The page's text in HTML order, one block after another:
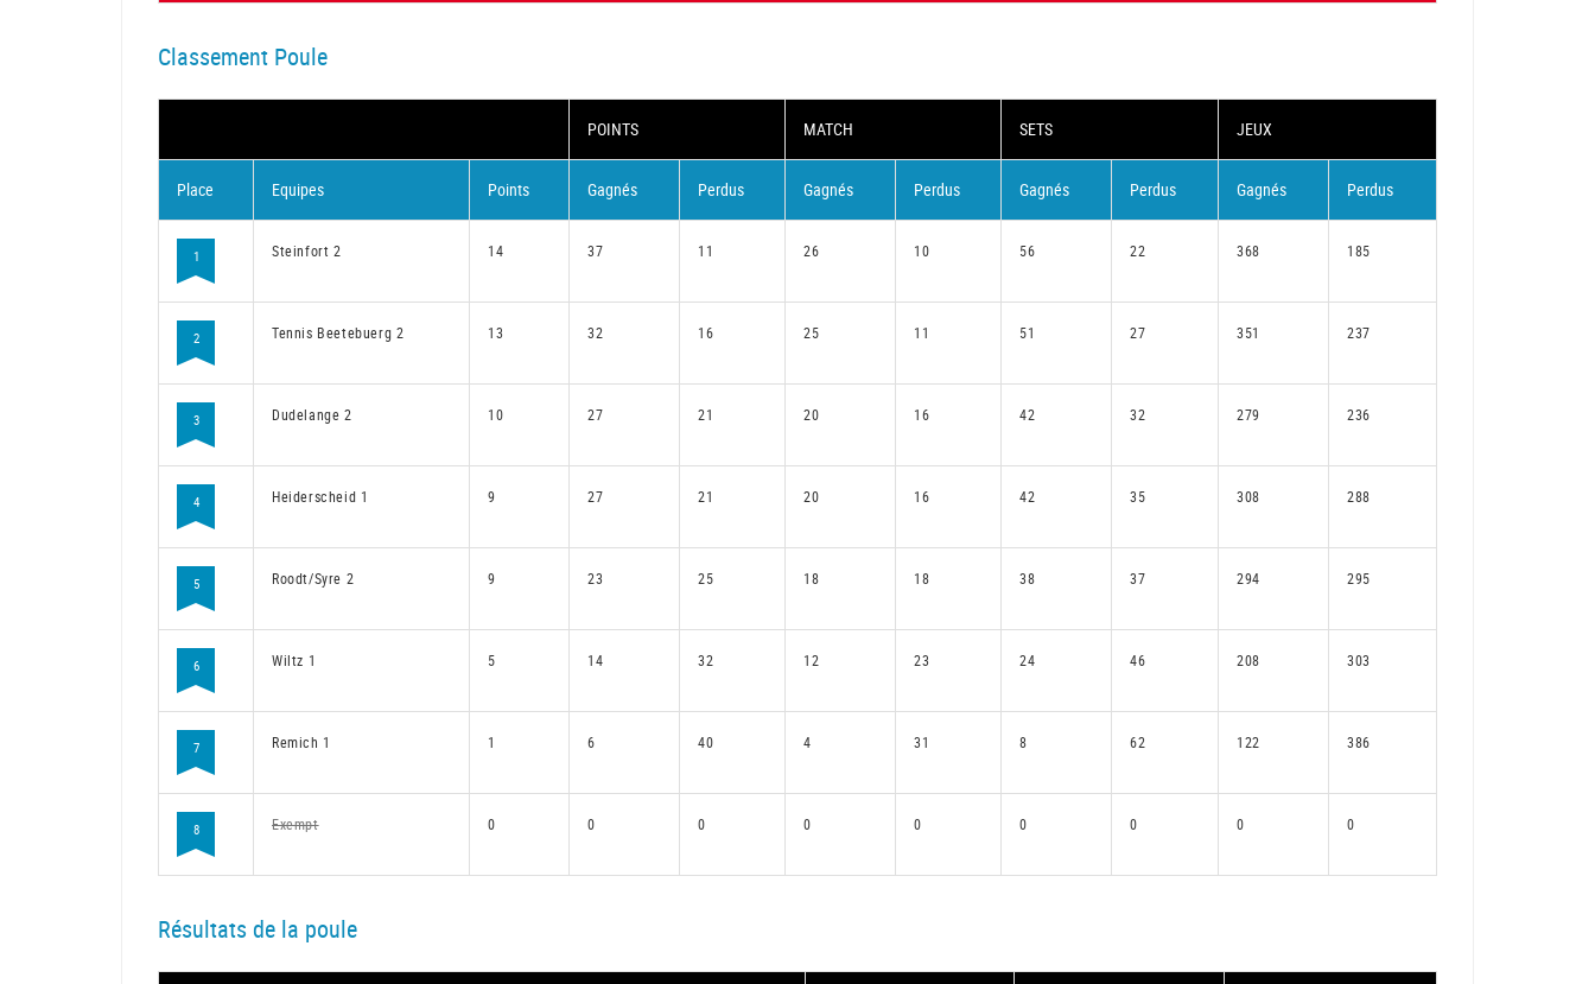
Classement Poule
POINTS MATCH SETS JEUX
Place Equipes Points Gagnés Perdus Gagnés Perdus Gagnés Perdus Gagnés Perdus
1 Steinfort 2 14 37 11 26 10 56 22 368 185
2 Tennis Beetebuerg 2 13 32 16 25 11 51 27 351 237
3 Dudelange 2 10 27 21 20 16 42 32 279 236
4 Heiderscheid 1 9 27 21 20 16 42 35 308 288
5 Roodt/Syre 2 9 23 25 18 18 38 37 294 295
6 Wiltz 1 5 14 32 12 23 24 46 208 303
7 Remich 1 1 6 40 4 31 8 62 122 386
8 Exempt 0 0 0 0 0 0 0 0 0
Résultats de la poule